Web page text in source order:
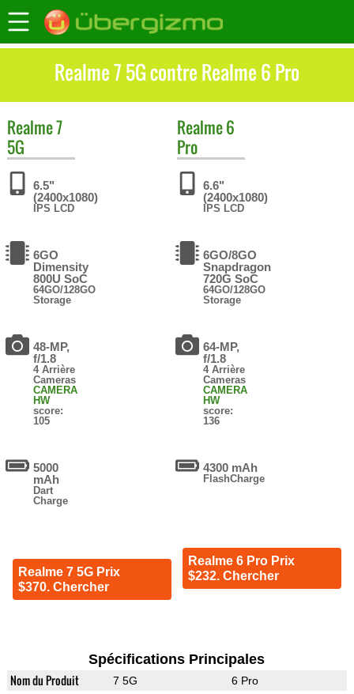
Realme 7 5G contre Realme 6 Pro
Realme7
5G
6.5"
(2400x1080)
IPS LCD
6GO
Dimensity
800U SoC
64GO/128GO
Storage
48-MP,
f/1.8
4 Arrière
Cameras
CAMERA
HW
score:
105
5000
mAh
Dart
Charge
Realme 7 5G Prix
$370. Chercher
Realme6
Pro
6.6"
(2400x1080)
IPS LCD
6GO/8GO
Snapdragon
720G SoC
64GO/128GO
Storage
64-MP,
f/1.8
4 Arrière
Cameras
CAMERA
HW
score:
136
4300 mAh
FlashCharge
Realme 6 Pro Prix
$232. Chercher
Spécifications Principales
Nom du Produit 7 5G 6 Pro